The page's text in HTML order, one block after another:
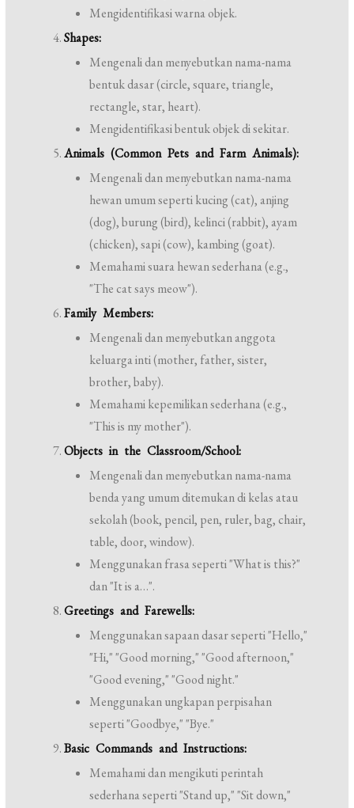
Mengidentifikasi warna objek.
Shapes:
Mengenali dan menyebutkan nama-nama
bentuk dasar (circle, square, triangle,
rectangle, star, heart).
Mengidentifikasi bentuk objek di sekitar.
Animals (Common Pets and Farm Animals):
Mengenali dan menyebutkan nama-nama
hewan umum seperti kucing (cat), anjing
(dog), burung (bird), kelinci (rabbit), ayam
(chicken), sapi (cow), kambing (goat).
Memahami suara hewan sederhana (e.g.,
"The cat says meow").
Family Members:
Mengenali dan menyebutkan anggota
keluarga inti (mother, father, sister,
brother, baby).
Memahami kepemilikan sederhana (e.g.,
"This is my mother").
Objects in the Classroom/School:
Mengenali dan menyebutkan nama-nama
benda yang umum ditemukan di kelas atau
sekolah (book, pencil, pen, ruler, bag, chair,
table, door, window).
Menggunakan frasa seperti "What is this?"
dan "It is a…".
Greetings and Farewells:
Menggunakan sapaan dasar seperti "Hello,"
"Hi," "Good morning," "Good afternoon,"
"Good evening," "Good night."
Menggunakan ungkapan perpisahan
seperti "Goodbye," "Bye."
Basic Commands and Instructions:
Memahami dan mengikuti perintah
sederhana seperti "Stand up," "Sit down,"